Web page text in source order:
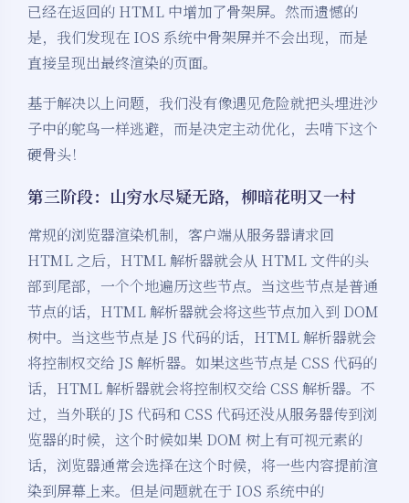
已经在返回的 HTML 中增加了骨架屏。然而遗憾的
是，我们发现在 IOS 系统中骨架屏并不会出现，而是
直接呈现出最终渲染的页面。
基于解决以上问题，我们没有像遇见危险就把头埋进沙
子中的鸵鸟一样逃避，而是决定主动优化，去啃下这个
硬骨头！
第三阶段：山穷水尽疑无路，柳暗花明又一村
常规的浏览器渲染机制，客户端从服务器请求回
HTML 之后，HTML 解析器就会从 HTML 文件的头
部到尾部，一个个地遍历这些节点。当这些节点是普通
节点的话，HTML 解析器就会将这些节点加入到 DOM
树中。当这些节点是 JS 代码的话，HTML 解析器就会
将控制权交给 JS 解析器。如果这些节点是 CSS 代码的
话，HTML 解析器就会将控制权交给 CSS 解析器。不
过，当外联的 JS 代码和 CSS 代码还没从服务器传到浏
览器的时候，这个时候如果 DOM 树上有可视元素的
话，浏览器通常会选择在这个时候，将一些内容提前渲
染到屏幕上来。但是问题就在于 IOS 系统中的